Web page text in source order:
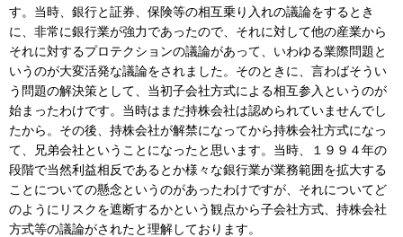
す。当時、銀行と証券、保険等の相互乗り入れの議論をするとき
に、非常に銀行業が強力であったので、それに対して他の産業から
それに対するプロテクションの議論があって、いわゆる業際問題と
いうのが大変活発な議論をされました。そのときに、言わばそうい
う問題の解決策として、当初子会社方式による相互参入というのが
始まったわけです。当時はまだ持株会社は認められていませんでし
たから。その後、持株会社が解禁になってから持株会社方式になっ
て、兄弟会社ということになったと思います。当時、１９９４年の
段階で当然利益相反であるとか様々な銀行業が業務範囲を拡大する
ことについての懸念というのがあったわけですが、それについてど
のようにリスクを遮断するかという観点から子会社方式、持株会社
方式等の議論がされたと理解しております。